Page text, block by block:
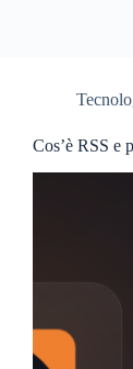
Cos’è RSS e